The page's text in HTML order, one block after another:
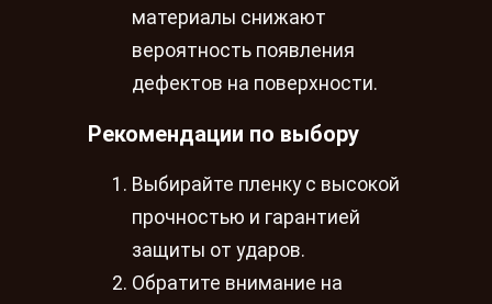
материалы снижают
вероятность появления
дефектов на поверхности.
Рекомендации по выбору
Выбирайте пленку с высокой
прочностью и гарантией
защиты от ударов.
Обратите внимание на